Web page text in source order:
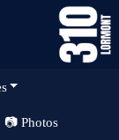
📷 Photos